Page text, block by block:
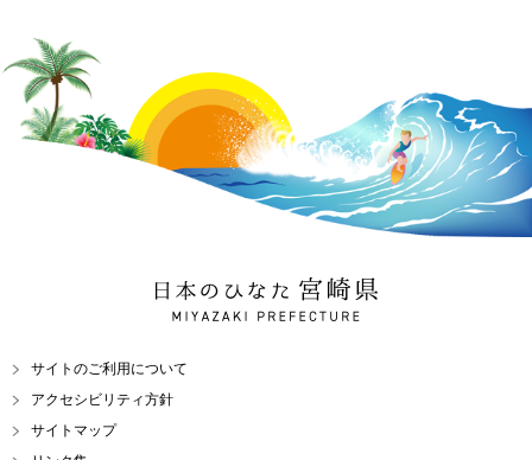
日本のひなた 宮崎県
MIYAZAKI PREFECTURE
サイトのご利用について
アクセシビリティ方針
サイトマップ